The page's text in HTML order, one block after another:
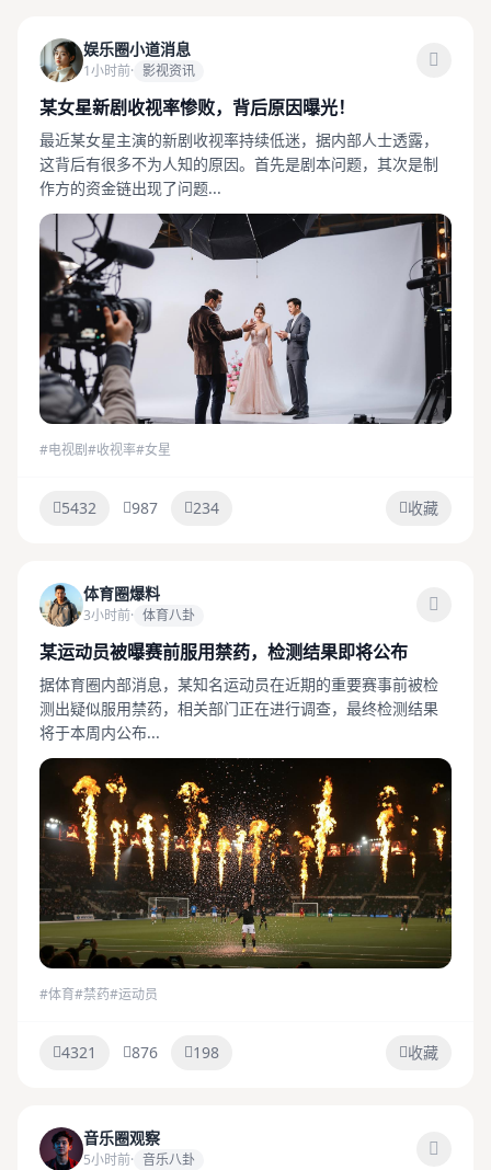
娱乐圈小道消息
1小时前· 影视资讯
某女星新剧收视率惨败，背后原因曝光！
最近某女星主演的新剧收视率持续低迷，据内部人士透露，
这背后有很多不为人知的原因。首先是剧本问题，其次是制
作方的资金链出现了问题...
#电视剧#收视率#女星
5432 987 234 收藏
体育圈爆料
3小时前· 体育八卦
某运动员被曝赛前服用禁药，检测结果即将公布
据体育圈内部消息，某知名运动员在近期的重要赛事前被检
测出疑似服用禁药，相关部门正在进行调查，最终检测结果
将于本周内公布...
#体育#禁药#运动员
4321 876 198 收藏
音乐圈观察
5小时前· 音乐八卦